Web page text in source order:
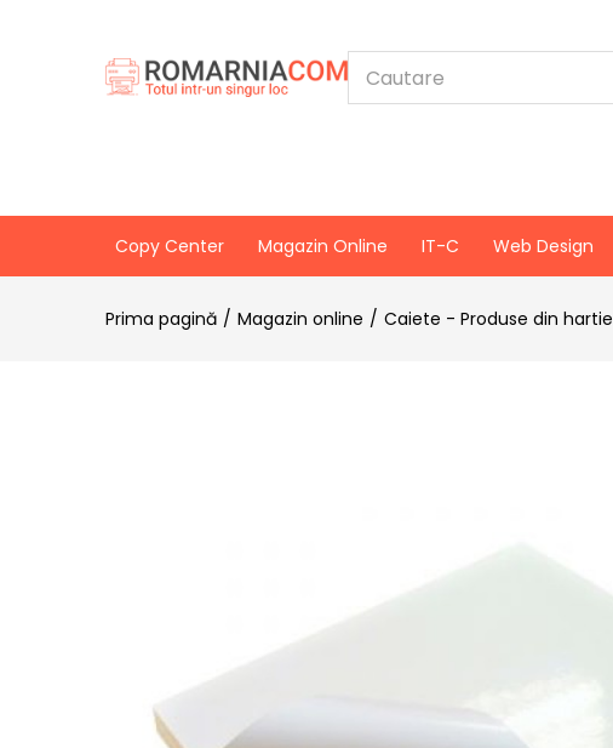
Copy Center Magazin Online IT-C Web Design
Prima pagină Magazin online Caiete - Produse din hartie